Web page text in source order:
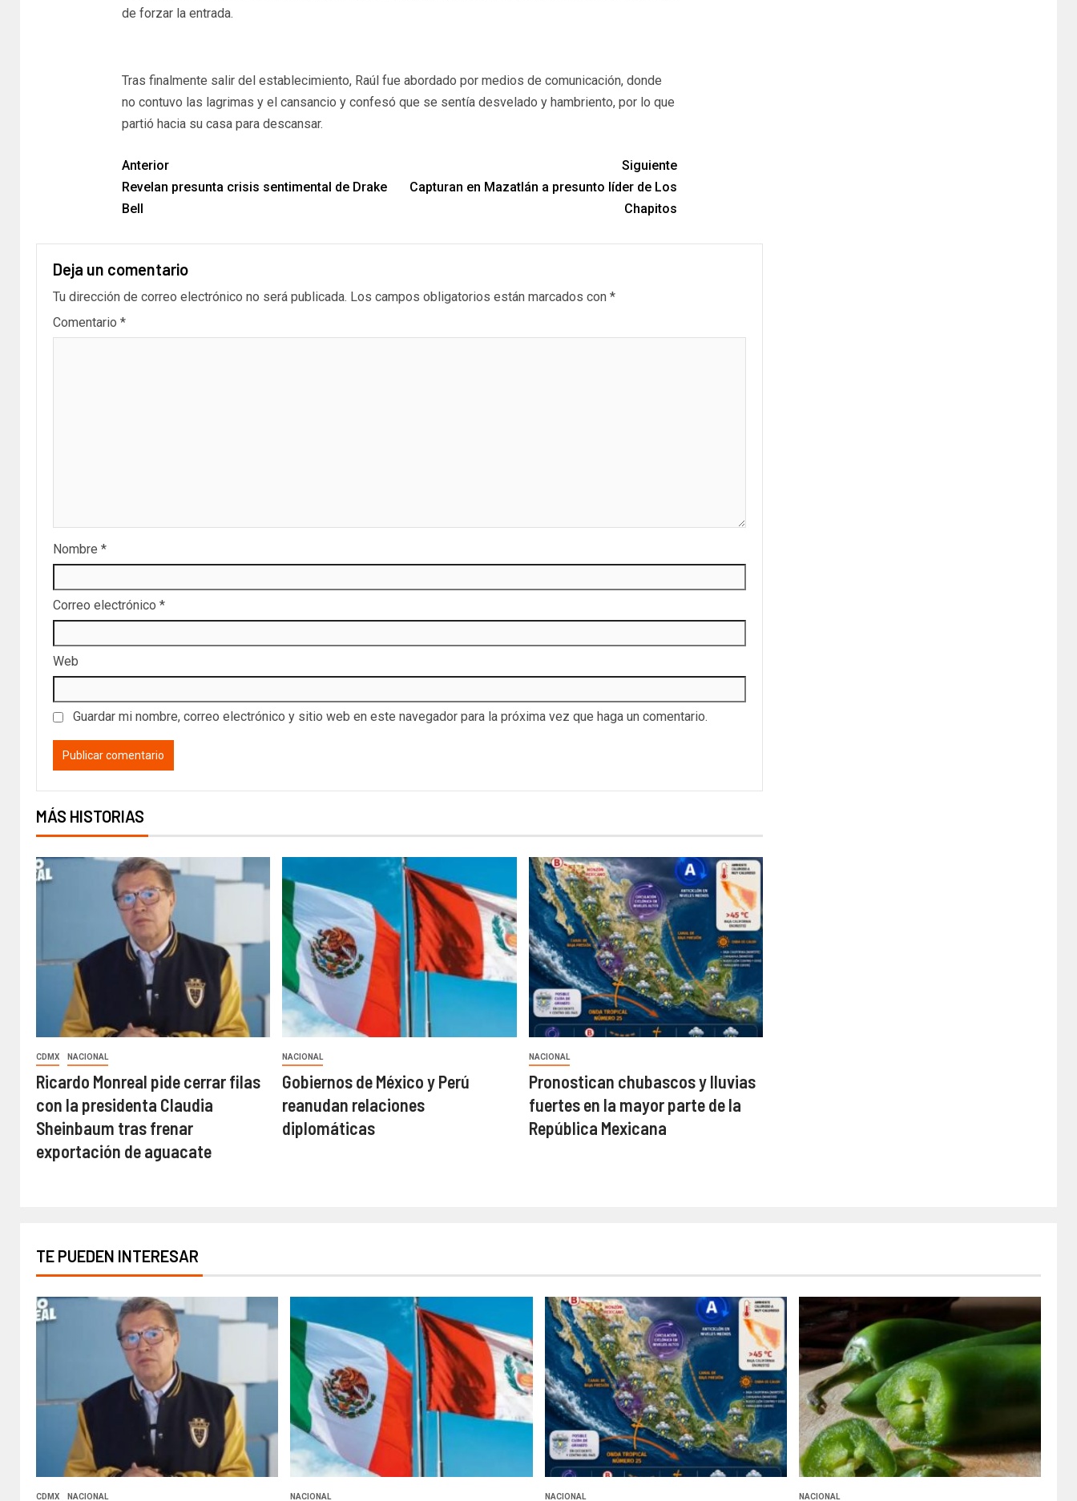
de forzar la entrada.
Tras finalmente salir del establecimiento, Raúl fue abordado por medios de comunicación, donde
no contuvo las lagrimas y el cansancio y confesó que se sentía desvelado y hambriento, por lo que
partió hacia su casa para descansar.
Anterior
Revelan presunta crisis sentimental de Drake
Bell
Siguiente
Capturan en Mazatlán a presunto líder de Los
Chapitos
Deja un comentario
Tu dirección de correo electrónico no será publicada. Los campos obligatorios están marcados con *
Comentario *
Nombre *
Correo electrónico *
Web
Guardar mi nombre, correo electrónico y sitio web en este navegador para la próxima vez que haga un comentario.
MÁS HISTORIAS
CDMX NACIONAL
Ricardo Monreal pide cerrar filas
con la presidenta Claudia
Sheinbaum tras frenar
exportación de aguacate
NACIONAL
Gobiernos de México y Perú
reanudan relaciones
diplomáticas
NACIONAL
Pronostican chubascos y lluvias
fuertes en la mayor parte de la
República Mexicana
TE PUEDEN INTERESAR
CDMX NACIONAL NACIONAL NACIONAL NACIONAL